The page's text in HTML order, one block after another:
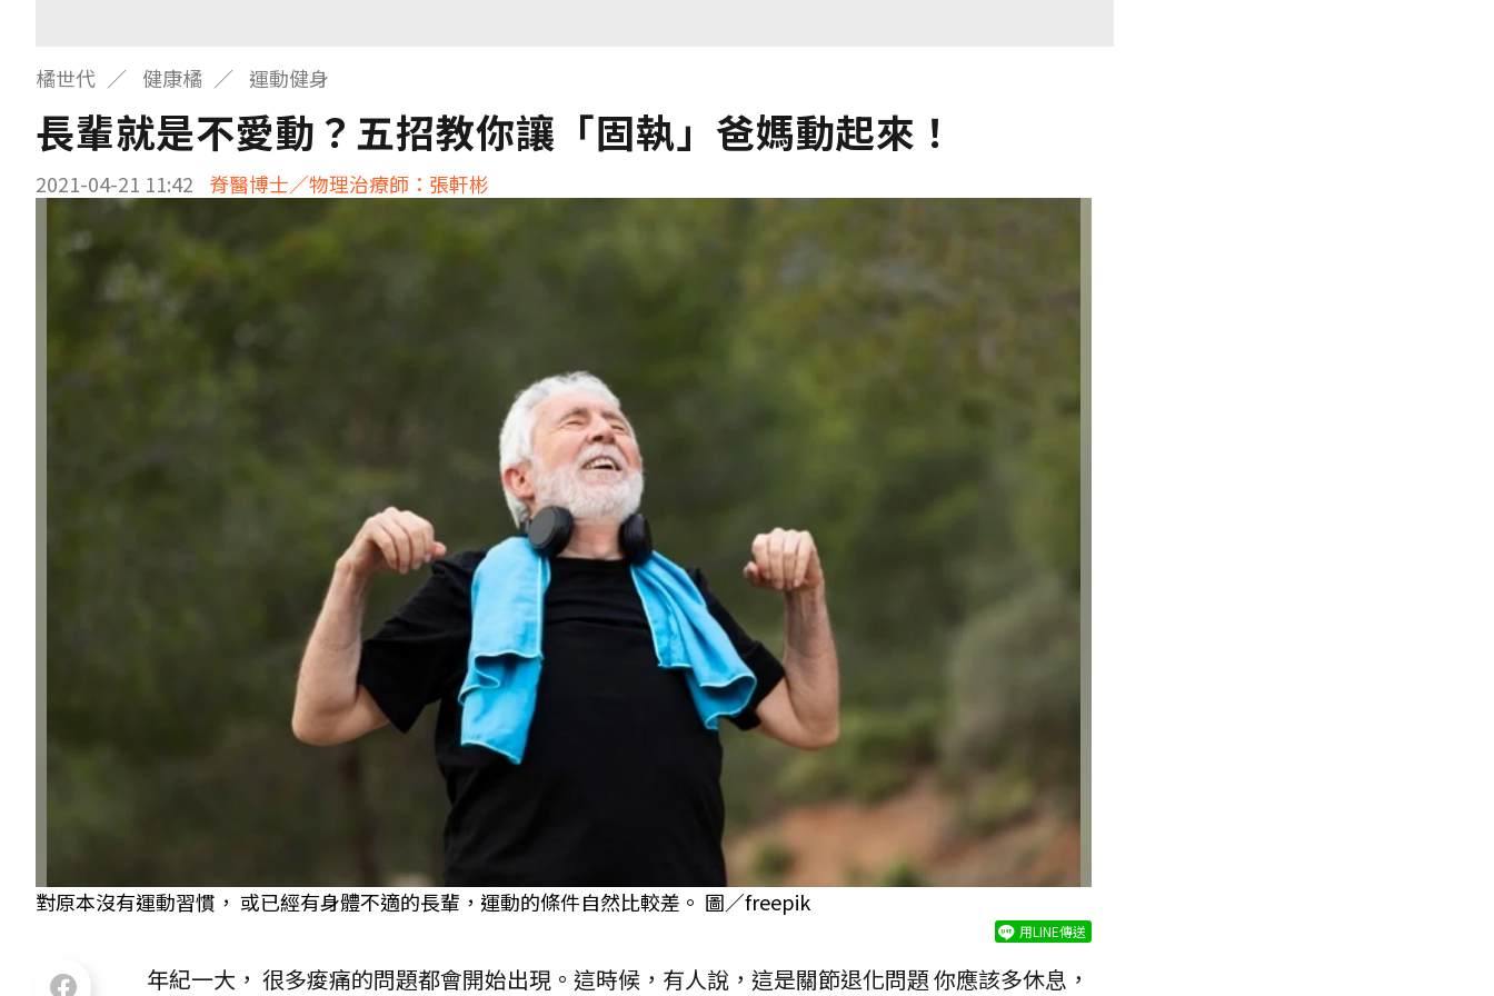
橘世代 健康橘 運動健身
長輩就是不愛動？五招教你讓「固執」爸媽動起來！
2021-04-21 11:42 脊醫博士／物理治療師：張軒彬
對原本沒有運動習慣， 或已經有身體不適的長輩，運動的條件自然比較差。 圖／freepik
用LINE傳送
年紀一大， 很多痠痛的問題都會開始出現。這時候，有人說，這是關節退化問題 你應該多休息，